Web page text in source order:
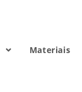
Materiais